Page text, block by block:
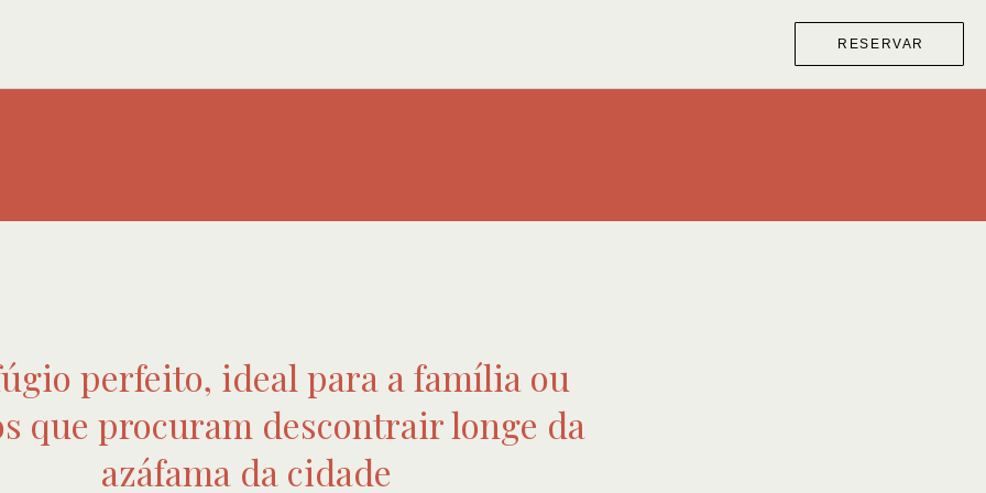
RESERVAR
perfeito, ideal para a família ou
que procuram descontrair longe da
azáfama da cidade